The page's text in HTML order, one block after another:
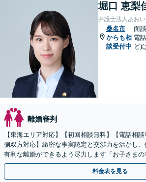
堀口 恵梨
弁護士法人あお
桑名市
からも相
談受付中
面
電
ど)
離婚審判
【東海エリア対応】【初回相談無料】【電話相
側双方対応】緻密な事実認定と交渉力を活かし
有利な離婚ができるよう尽力します「お子さま
策を提案／財産分与・養育費・親権」【休日・
料金表を見る